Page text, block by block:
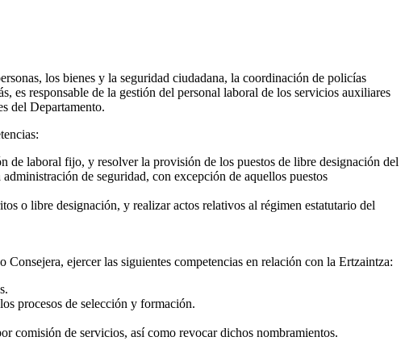
los bienes y la seguridad ciudadana, la coordinación de policías
es responsable de la gestión del personal laboral de los servicios auxiliares
del Departamento.
de laboral fijo, y resolver la provisión de los puestos de libre designación del
de seguridad, con excepción de aquellos puestos
o libre designación, y realizar actos relativos al régimen estatutario del
ejercer las siguientes competencias en relación con la Ertzaintza:
procesos de selección y formación.
comisión de servicios, así como revocar dichos nombramientos.